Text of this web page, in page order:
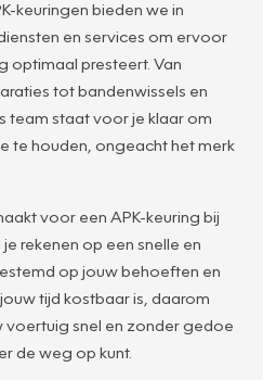
keuringen bieden we in
en services om ervoor
optimaal presteert. Van
tot bandenwissels en
team staat voor je klaar om
te houden, ongeacht het merk
voor een APK-keuring bij
rekenen op een snelle en
op jouw behoeften en
tijd kostbaar is, daarom
voertuig snel en zonder gedoe
de weg op kunt.